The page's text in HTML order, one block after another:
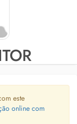
este
online com